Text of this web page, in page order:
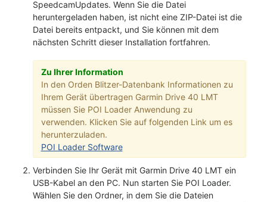
SpeedcamUpdates. Wenn Sie die Datei
heruntergeladen haben, ist nicht eine ZIP-Datei ist die
Datei bereits entpackt, und Sie können mit dem
nächsten Schritt dieser Installation fortfahren.
Zu Ihrer Information
In den Orden Blitzer-Datenbank Informationen zu
Ihrem Gerät übertragen Garmin Drive 40 LMT
müssen Sie POI Loader Anwendung zu
verwenden. Klicken Sie auf folgenden Link um es
herunterzuladen.
POI Loader Software
Verbinden Sie Ihr Gerät mit Garmin Drive 40 LMT ein
USB-Kabel an den PC. Nun starten Sie POI Loader.
Wählen Sie den Ordner, in dem Sie die Dateien